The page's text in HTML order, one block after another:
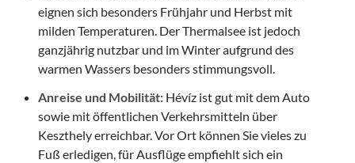
eignen sich besonders Frühjahr und Herbst mit
milden Temperaturen. Der Thermalsee ist jedoch
ganzjährig nutzbar und im Winter aufgrund des
warmen Wassers besonders stimmungsvoll.
Anreise und Mobilität: Hévíz ist gut mit dem Auto
sowie mit öffentlichen Verkehrsmitteln über
Keszthely erreichbar. Vor Ort können Sie vieles zu
Fuß erledigen, für Ausflüge empfiehlt sich ein